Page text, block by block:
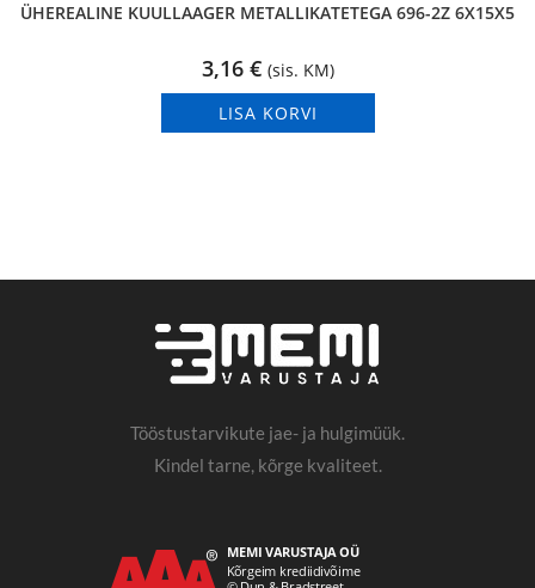
ÜHEREALINE KUULLAAGER METALLIKATETEGA 696-2Z 6X15X5
3,16 € (sis. KM)
LISA KORVI
Tööstustarvikute jae- ja hulgimüük.
Kindel tarne, kõrge kvaliteet.